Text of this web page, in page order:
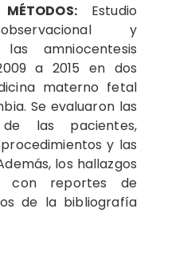
Estudio
y
amniocentesis
a 2015 en dos
materno fetal
Se evaluaron las
las pacientes,
y las
los hallazgos
con reportes de
de la bibliografía